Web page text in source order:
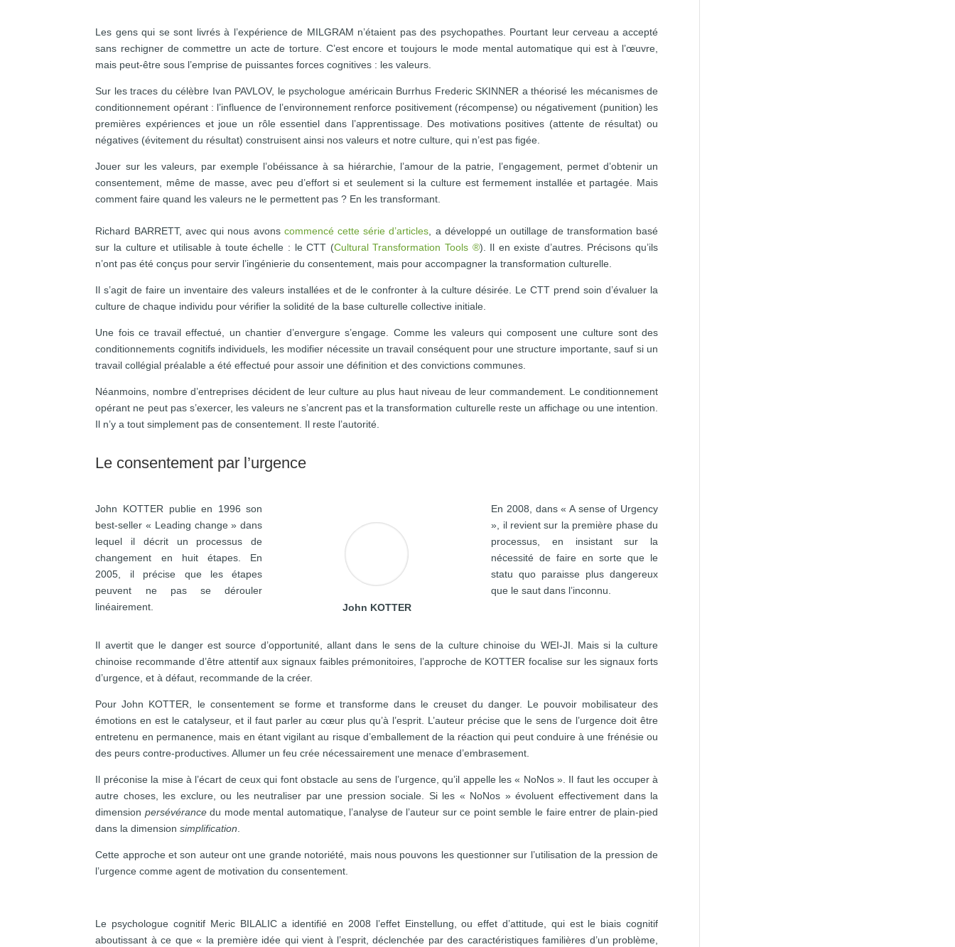
Les gens qui se sont livrés à l’expérience de MILGRAM n’étaient pas des psychopathes. Pourtant leur cerveau a accepté
sans rechigner de commettre un acte de torture. C’est encore et toujours le mode mental automatique qui est à l’œuvre,
mais peut-être sous l’emprise de puissantes forces cognitives : les valeurs.
Sur les traces du célèbre Ivan PAVLOV, le psychologue américain Burrhus Frederic SKINNER a théorisé les mécanismes de
conditionnement opérant : l’influence de l’environnement renforce positivement (récompense) ou négativement (punition) les
premières expériences et joue un rôle essentiel dans l’apprentissage. Des motivations positives (attente de résultat) ou
négatives (évitement du résultat) construisent ainsi nos valeurs et notre culture, qui n’est pas figée.
Jouer sur les valeurs, par exemple l’obéissance à sa hiérarchie, l’amour de la patrie, l’engagement, permet d’obtenir un
consentement, même de masse, avec peu d’effort si et seulement si la culture est fermement installée et partagée. Mais
comment faire quand les valeurs ne le permettent pas ? En les transformant.
Richard BARRETT, avec qui nous avons commencé cette série d’articles, a développé un outillage de transformation basé
sur la culture et utilisable à toute échelle : le CTT (Cultural Transformation Tools ®). Il en existe d’autres. Précisons qu’ils
n’ont pas été conçus pour servir l’ingénierie du consentement, mais pour accompagner la transformation culturelle.
Il s’agit de faire un inventaire des valeurs installées et de le confronter à la culture désirée. Le CTT prend soin d’évaluer la
culture de chaque individu pour vérifier la solidité de la base culturelle collective initiale.
Une fois ce travail effectué, un chantier d’envergure s’engage. Comme les valeurs qui composent une culture sont des
conditionnements cognitifs individuels, les modifier nécessite un travail conséquent pour une structure importante, sauf si un
travail collégial préalable a été effectué pour assoir une définition et des convictions communes.
Néanmoins, nombre d’entreprises décident de leur culture au plus haut niveau de leur commandement. Le conditionnement
opérant ne peut pas s’exercer, les valeurs ne s’ancrent pas et la transformation culturelle reste un affichage ou une intention.
Il n’y a tout simplement pas de consentement. Il reste l’autorité.
Le consentement par l’urgence
John KOTTER publie en 1996 son
best-seller « Leading change » dans
lequel il décrit un processus de
changement en huit étapes. En
2005, il précise que les étapes
peuvent ne pas se dérouler
linéairement.
John KOTTER
En 2008, dans « A sense of Urgency
», il revient sur la première phase du
processus, en insistant sur la
nécessité de faire en sorte que le
statu quo paraisse plus dangereux
que le saut dans l’inconnu.
Il avertit que le danger est source d’opportunité, allant dans le sens de la culture chinoise du WEI-JI. Mais si la culture
chinoise recommande d’être attentif aux signaux faibles prémonitoires, l’approche de KOTTER focalise sur les signaux forts
d’urgence, et à défaut, recommande de la créer.
Pour John KOTTER, le consentement se forme et transforme dans le creuset du danger. Le pouvoir mobilisateur des
émotions en est le catalyseur, et il faut parler au cœur plus qu’à l’esprit. L’auteur précise que le sens de l’urgence doit être
entretenu en permanence, mais en étant vigilant au risque d’emballement de la réaction qui peut conduire à une frénésie ou
des peurs contre-productives. Allumer un feu crée nécessairement une menace d’embrasement.
Il préconise la mise à l’écart de ceux qui font obstacle au sens de l’urgence, qu’il appelle les « NoNos ». Il faut les occuper à
autre choses, les exclure, ou les neutraliser par une pression sociale. Si les « NoNos » évoluent effectivement dans la
dimension persévérancedu mode mental automatique, l’analyse de l’auteur sur ce point semble le faire entrer de plain-pied
dans la dimensionsimplification
Cette approche et son auteur ont une grande notoriété, mais nous pouvons les questionner sur l’utilisation de la pression de
l’urgence comme agent de motivation du consentement.
Le psychologue cognitif Meric BILALIC a identifié en 2008 l’effet Einstellung, ou effet d’attitude, qui est le biais cognitif
aboutissant à ce que « la première idée qui vient à l’esprit, déclenchée par des caractéristiques familières d’un problème,